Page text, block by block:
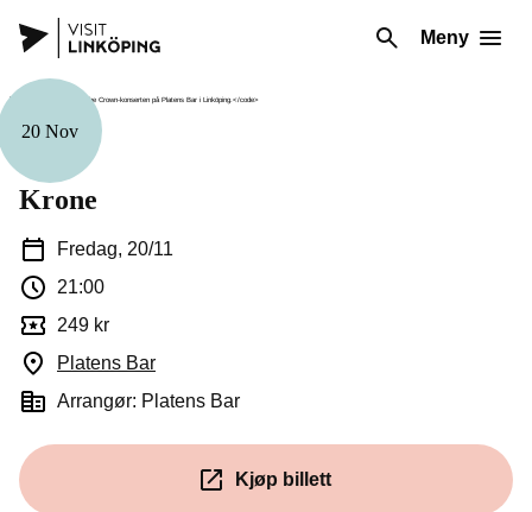
Meny
20 Nov
Krone
Fredag, 20/11
21:00
249 kr
Platens Bar
Arrangør: Platens Bar
Kjøp billett
(Åpnes i et nytt vindu)